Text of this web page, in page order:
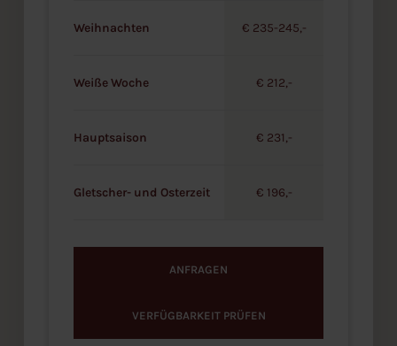
Weihnachten € 235-245,-
Weiße Woche € 212,-
Hauptsaison € 231,-
Gletscher- und Osterzeit € 196,-
ANFRAGEN
VERFÜGBARKEIT PRÜFEN